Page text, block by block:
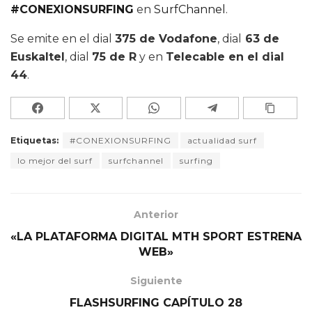
#CONEXIONSURFING en SurfChannel .
Se emite en el dial 375 de Vodafone, dial
63 de
Euskaltel, dial 75 de R y en Telecable en el dial
44.
Etiquetas: #CONEXIONSURFING
actualidad surf
lo mejor del surf
surfchannel surfing
Anterior
«LA PLATAFORMA DIGITAL MTH SPORT ESTRENA
WEB»
Siguiente
FLASHSURFING CAPÍTULO 28